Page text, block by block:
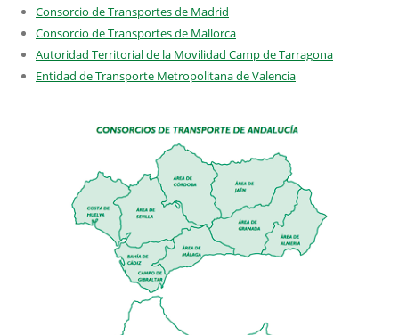
Consorcio de Transportes de Madrid
Consorcio de Transportes de Mallorca
Autoridad Territorial de la Movilidad Camp de Tarragona
Entidad de Transporte Metropolitana de Valencia